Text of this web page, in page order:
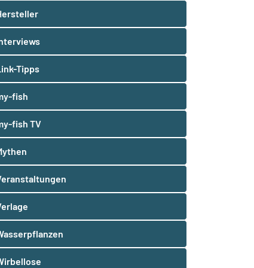
Tipps
fish
fish TV